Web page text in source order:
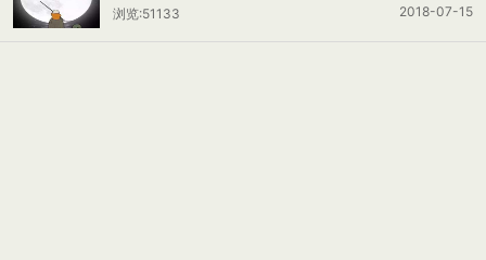
2018-07-15
浏览:51133